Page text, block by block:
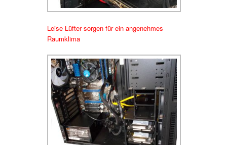
Leise Lüfter sorgen für ein angenehmes
Raumklima